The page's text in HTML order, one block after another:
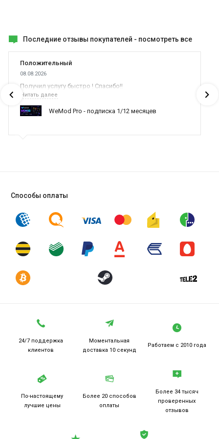
Последние отзывы покупателей - посмотреть все
Положительный
08.08.2026
Получил услугу быстро ! Спасибо!!
Читать далее
WeMod Pro - подписка 1/12 месяцев
Способы оплаты
24/7 поддержка
клиентов
Моментальная
доставка 10 секунд
Работаем с 2010 года
По-настоящему
лучшие цены
Более 20 способов
оплаты
Более 34 тысяч
проверенных
отзывов